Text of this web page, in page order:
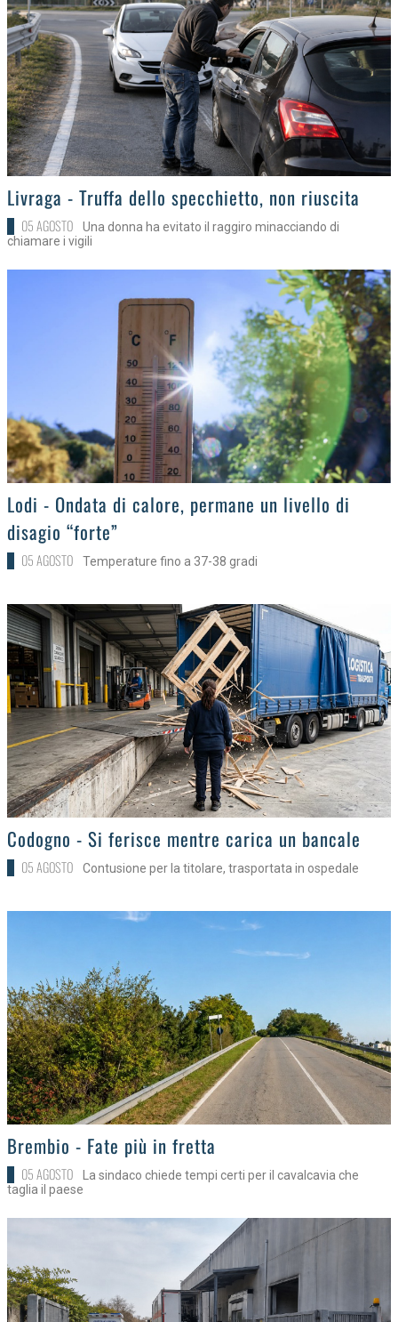
>Livraga - Truffa dello specchietto, non riuscita
05 AGOSTO
Una donna ha evitato il raggiro minacciando di
chiamare i vigili
>Lodi - Ondata di calore, permane un livello di
disagio “forte”
05 AGOSTO Temperature fino a 37-38 gradi
>
Codogno - Si ferisce mentre carica un bancale
05 AGOSTO Contusione per la titolare, trasportata in ospedale
>
Brembio - Fate più in fretta
05 AGOSTO
La sindaco chiede tempi certi per il cavalcavia che
taglia il paese